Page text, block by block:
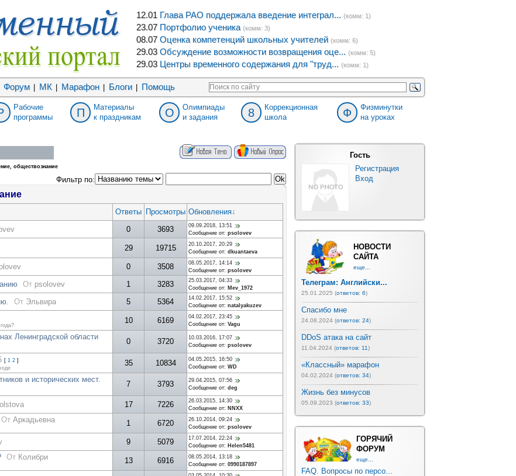
12.01 Глава РАО поддержала введение интеграл... (комм: 1)
23.07 Портфолио ученика (комм: 3)
08.07 Оценка компетенций школьных учителей (комм: 6)
29.03 Обсуждение возможности возвращения оце... (комм: 5)
29.03 Центры временного содержания для "труд... (комм: 1)
Форум МК Марафон Блоги Помощь
Рабочие
программы
П
Материалы
к праздникам
О
Олимпиады
и задания
8
Коррекционная
школа
Ф
Физминутки
на уроках
обществознание
Фильтр по:
Ответы Просмотры Обновления↓
0 3693
09.09.2018, 13:51
Сообщение от: psolovev
29 19715
20.10.2017, 20:29
Сообщение от: dkuantaeva
0 3508
08.05.2017, 14:14
Сообщение от: psolovev
От psolovev 1 3283
25.03.2017, 04:33
Сообщение от: Mev_1972
От Эльвира 5 5364
14.02.2017, 15:52
Сообщение от: natalyakuzev
10 6169
04.02.2017, 23:45
Сообщение от: Vagu
Ленинградской области
0 3720
10.03.2016, 17:07
Сообщение от: psolovev
[ 1 2 ]
35 10834
04.05.2015, 16:50
Сообщение от: WD
и исторических мест.
7 3793
29.04.2015, 07:56
Сообщение от: deg
17 7226
26.03.2015, 14:30
Сообщение от: NNXX
От Аркадьевна 1 6720
26.10.2014, 09:24
Сообщение от: psolovev
9 5079
17.07.2014, 22:24
Сообщение от: Helen5481
От Колибри 13 6916
08.05.2014, 13:18
Сообщение от: 0990187897
Гость
Регистрация
Вход
НОВОСТИ
САЙТА
еще...
Телеграм: Английски...
25.01.2025 (ответов: 6)
Спасибо мне
24.08.2024 (ответов: 24)
DDoS атака на сайт
11.04.2024 (ответов: 11)
«Классный» марафон
04.02.2024 (ответов: 34)
Жизнь без минусов
05.09.2023 (ответов: 33)
ГОРЯЧИЙ
ФОРУМ
еще...
FAQ. Вопросы по персо...